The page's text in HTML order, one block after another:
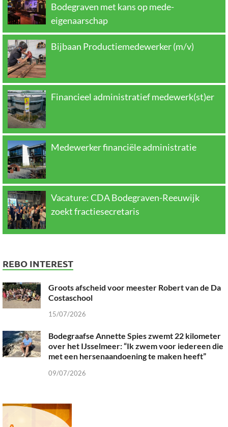
Bodegraven met kans op mede-
eigenaarschap
Bijbaan Productiemedewerker (m/v)
Financieel administratief medewerk(st)er
Medewerker financiële administratie
Vacature: CDA Bodegraven-Reeuwijk
zoekt fractiesecretaris
REBO INTEREST
Groots afscheid voor meester Robert van de Da
Costaschool
15/07/2026
Bodegraafse Annette Spies zwemt 22 kilometer
over het IJsselmeer: “Ik zwem voor iedereen die
met een hersenaandoening te maken heeft”
09/07/2026